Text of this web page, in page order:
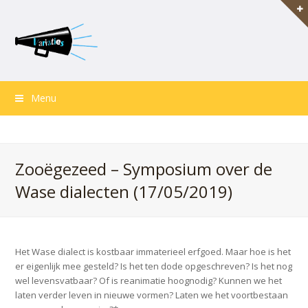
Menu
Zooëgezeed – Symposium over de
Wase dialecten (17/05/2019)
Het Wase dialect is kostbaar immaterieel erfgoed. Maar hoe is het
er eigenlijk mee gesteld? Is het ten dode opgeschreven? Is het nog
wel levensvatbaar? Of is reanimatie hoognodig? Kunnen we het
laten verder leven in nieuwe vormen? Laten we het voortbestaan